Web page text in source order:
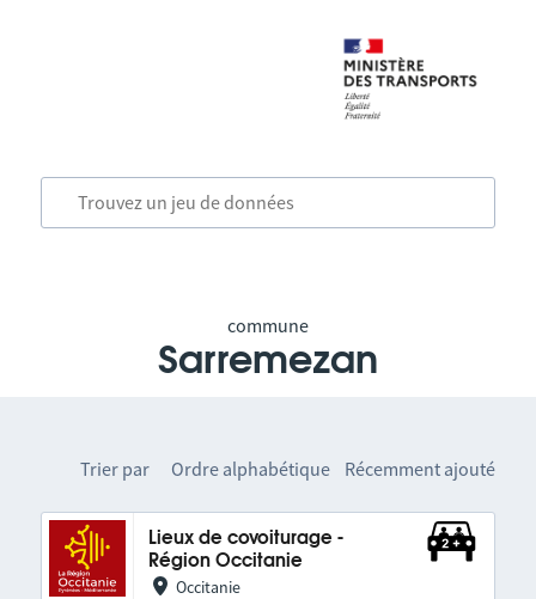
commune
Sarremezan
Trier par Ordre alphabétique Récemment ajouté
Lieux de covoiturage -
Région Occitanie
Occitanie